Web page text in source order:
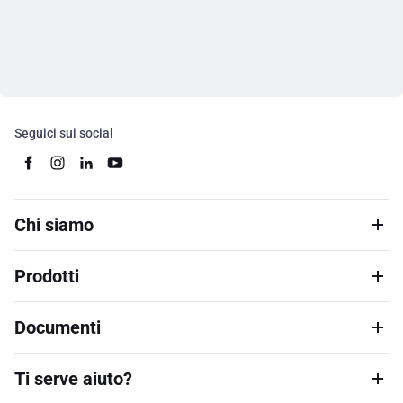
Seguici sui social
Chi siamo
Prodotti
Documenti
Ti serve aiuto?